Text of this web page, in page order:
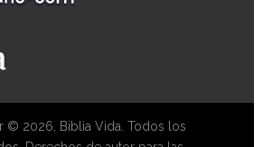
© 2026, Biblia Vida. Todos los